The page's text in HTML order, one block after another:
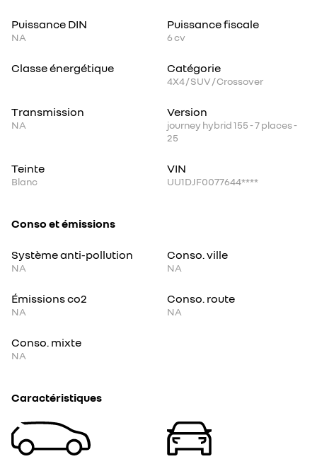
Puissance DIN
NA
Puissance fiscale
6cv
Classe énergétique Catégorie
4X4 / SUV / Crossover
Transmission
NA
Version
journey hybrid 155 - 7 places -
25
Teinte
Blanc
VIN
UU1DJF0077644****
Conso et émissions
Système anti-pollution
NA
Conso. ville
NA
Émissions co2
NA
Conso. route
NA
Conso. mixte
NA
Caractéristiques